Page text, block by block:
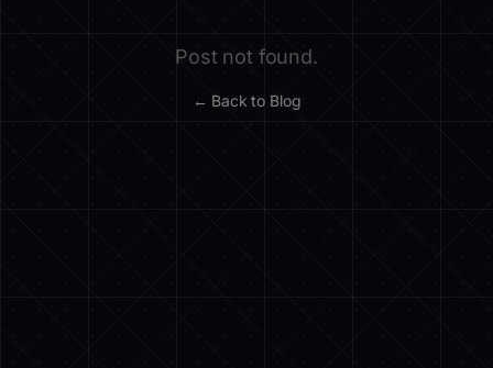
Post not found.
← Back to Blog